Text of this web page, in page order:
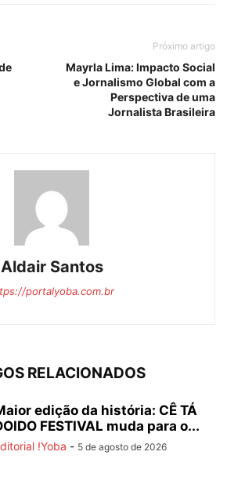
Próximo artigo
Mayrla Lima: Impacto Social
e Jornalismo Global com a
Perspectiva de uma
Jornalista Brasileira
Aldair Santos
portalyoba.com.br
RELACIONADOS
edição da história: CÊ TÁ
FESTIVAL muda para o...
!Yoba - 5 de agosto de 2026